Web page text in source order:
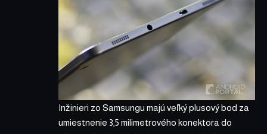
Inžinieri zo Samsungu majú veľký plusový bod za
umiestnenie 3,5 milimetrového konektora do